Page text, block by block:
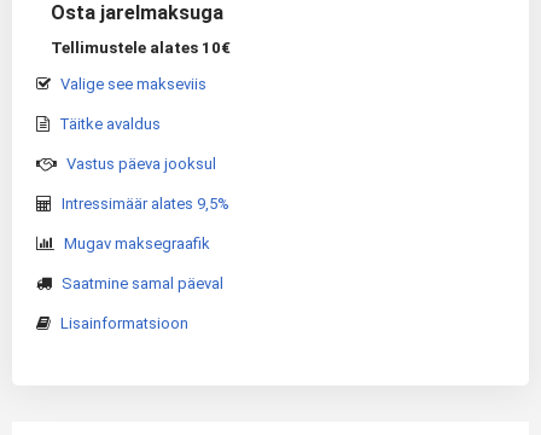
Osta jarelmaksuga
Tellimustele alates 10€
Valige see makseviis
Täitke avaldus
Vastus päeva jooksul
Intressimäär alates 9,5%
Mugav maksegraafik
Saatmine samal päeval
Lisainformatsioon